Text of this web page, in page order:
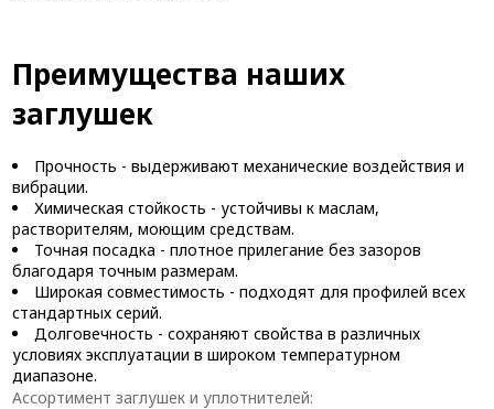
Преимущества наших
заглушек
Прочность - выдерживают механические воздействия и
вибрации.
Химическая стойкость - устойчивы к маслам,
растворителям, моющим средствам.
Точная посадка - плотное прилегание без зазоров
благодаря точным размерам.
Широкая совместимость - подходят для профилей всех
стандартных серий.
Долговечность - сохраняют свойства в различных
условиях эксплуатации в широком температурном
диапазоне.
Ассортимент заглушек и уплотнителей: